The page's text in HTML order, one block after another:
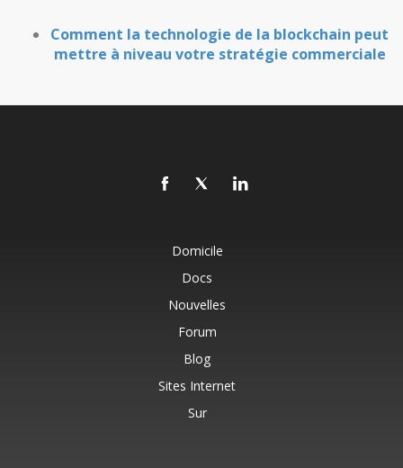
Comment la technologie de la blockchain peut
mettre à niveau votre stratégie commerciale
Domicile
Docs
Nouvelles
Forum
Blog
Sites Internet
Sur